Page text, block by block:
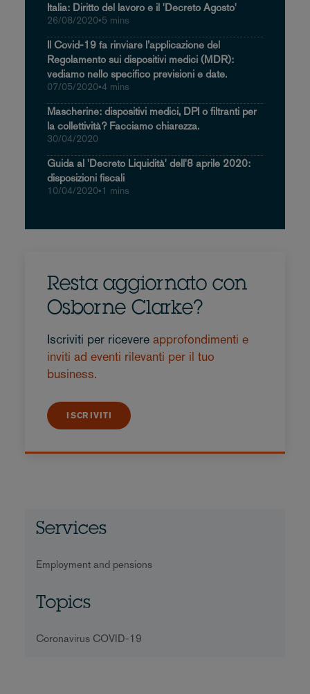
Italia: Diritto del lavoro e il 'Decreto Agosto'
26/08/2020•5 mins
Il Covid-19 fa rinviare l’applicazione del
Regolamento sui dispositivi medici (MDR):
vediamo nello specifico previsioni e date.
07/05/2020•4 mins
Mascherine: dispositivi medici, DPI o filtranti per
la collettività? Facciamo chiarezza.
30/04/2020
Guida al 'Decreto Liquidità' dell'8 aprile 2020:
disposizioni fiscali
10/04/2020•1 mins
Resta aggiornato con
Osborne Clarke?
Iscriviti per ricevere approfondimenti e
inviti ad eventi rilevanti per il tuo
business.
ISCRIVITI
Services
Employment and pensions
Topics
Coronavirus COVID-19